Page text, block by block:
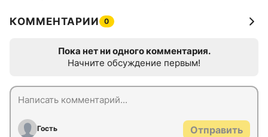
КОММЕНТАРИИ 0
Пока нет ни одного комментария.
Начните обсуждение первым!
Гость Отправить